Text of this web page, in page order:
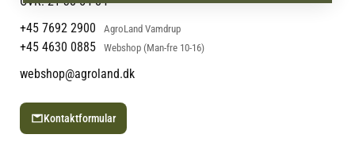
+45 7692 2900
AgroLand Vamdrup
+45 4630 0885 Webshop (Man-fre 10-16)
webshop@agroland.dk
Kontaktformular